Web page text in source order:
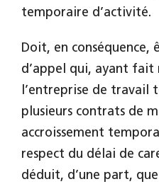
temporaire d’activité.
Doit, en conséquence,
d’appel qui, ayant fait
l’entreprise de travail
plusieurs contrats de
accroissement
respect du délai de
déduit, d’une part, que